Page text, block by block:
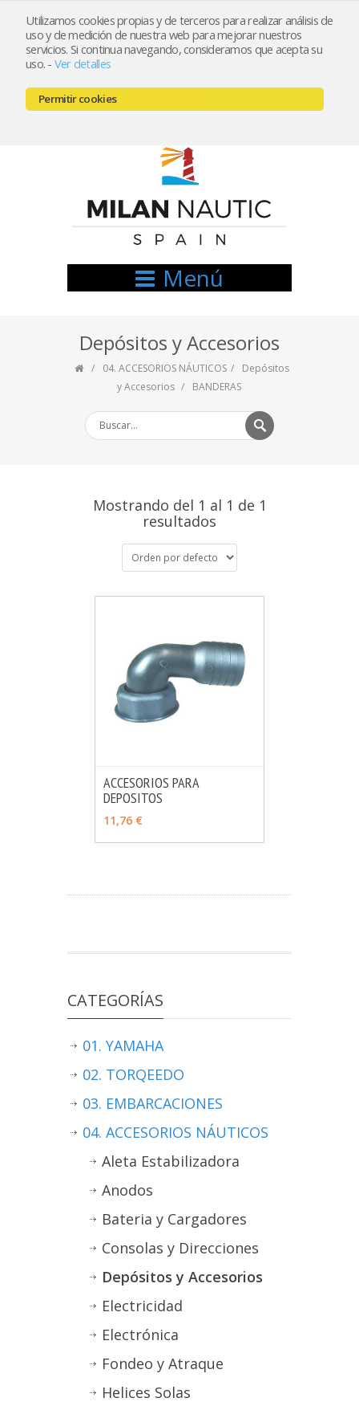
Utilizamos cookies propias y de terceros para realizar análisis de
uso y de medición de nuestra web para mejorar nuestros
servicios. Si continua navegando, consideramos que acepta su
uso. - Ver detalles
Permitir cookies
Registrarse Mi cuenta
666521122 // 654999333
Menú
Depósitos y Accesorios
04. ACCESORIOS NÁUTICOS
Depósitos
y Accesorios
BANDERAS
Mostrando del 1 al 1 de 1
resultados
VER OPCIONES
ACCESORIOS PARA
DEPOSITOS
11,76 €
CATEGORÍAS
01. YAMAHA
02. TORQEEDO
03. EMBARCACIONES
04. ACCESORIOS NÁUTICOS
Aleta Estabilizadora
Anodos
Bateria y Cargadores
Consolas y Direcciones
Depósitos y Accesorios
Electricidad
Electrónica
Fondeo y Atraque
Helices Solas